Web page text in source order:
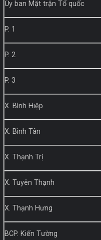
Ủy ban Mặt trận Tổ quốc
P. 1
P. 2
P. 3
X. Bình Hiệp
X. Bình Tân
X. Thạnh Trị
X. Tuyên Thạnh
X. Thạnh Hưng
BCP. Kiến Tường